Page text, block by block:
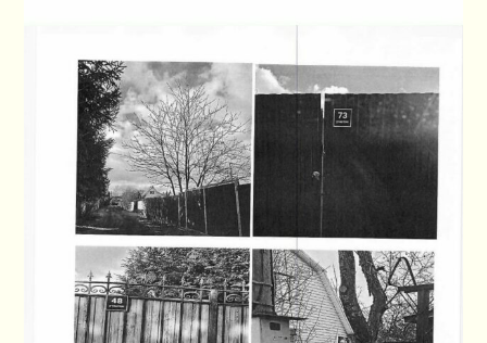
ПЛАН СНТ
КОНТАКТЫ
СЛУЖБЫ
НАПИСАТЬ!